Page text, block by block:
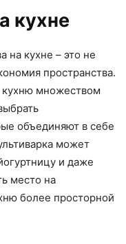
кухне
на кухне – это не
пространства.
кухню множеством
объединяют в себе
может
и даже
место на
более просторной